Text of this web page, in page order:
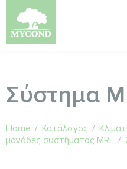
Σύστημα
Home / Κατάλογος /
μονάδες συστήματος MRF /